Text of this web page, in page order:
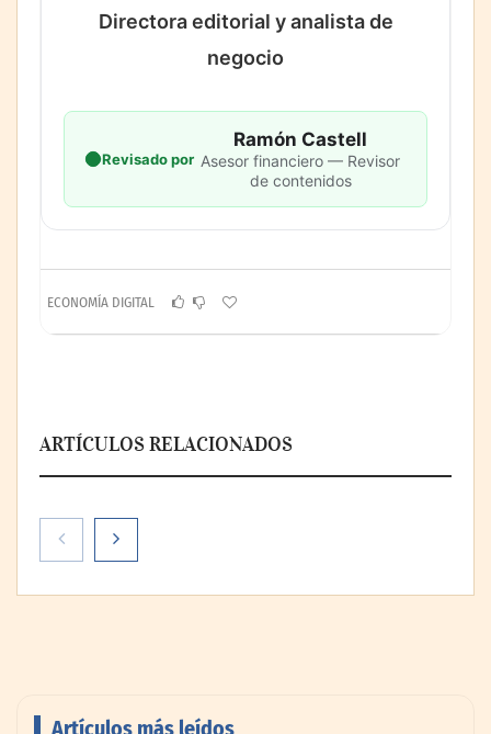
Directora editorial y analista de
negocio
Revisado por
Ramón Castell
Asesor financiero — Revisor
de contenidos
ECONOMÍA DIGITAL
ARTÍCULOS RELACIONADOS
Artículos más leídos